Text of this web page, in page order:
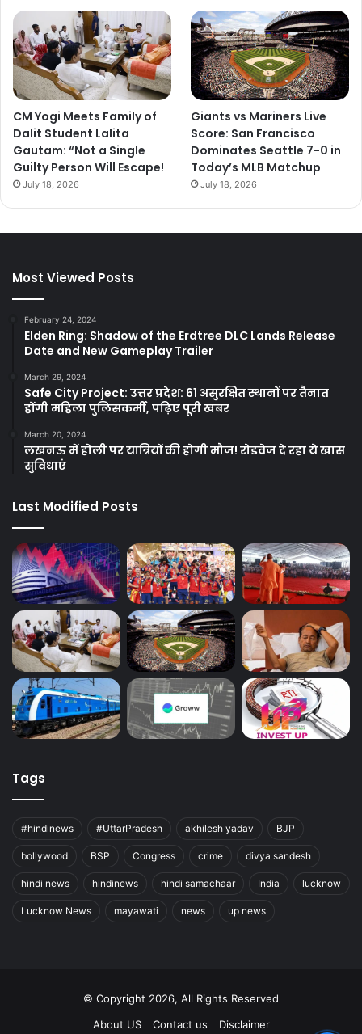
CM Yogi Meets Family of
Dalit Student Lalita
Gautam: “Not a Single
Guilty Person Will Escape!
July 18, 2026
Giants vs Mariners Live
Score: San Francisco
Dominates Seattle 7-0 in
Today’s MLB Matchup
July 18, 2026
Most Viewed Posts
February 24, 2024
Elden Ring: Shadow of the Erdtree DLC Lands Release
Date and New Gameplay Trailer
March 29, 2024
Safe City Project: उत्तर प्रदेश: 61 असुरक्षित स्थानों पर तैनात
होंगी महिला पुलिसकर्मी, पढ़िए पूरी खबर
March 20, 2024
लखनऊ में होली पर यात्रियों की होगी मौज! रोडवेज दे रहा ये खास
सुविधाएं
Last Modified Posts
Tags
#hindinews #UttarPradesh akhilesh yadav BJP
bollywood BSP Congress crime divya sandesh
hindi news hindinews hindi samachaar India lucknow
Lucknow News mayawati news up news
© Copyright 2026, All Rights Reserved
About US
Contact us Disclaimer